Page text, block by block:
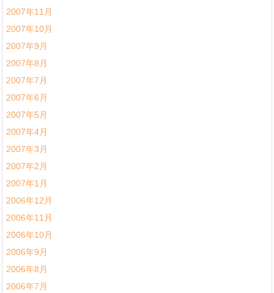
2007年11月
2007年10月
2007年9月
2007年8月
2007年7月
2007年6月
2007年5月
2007年4月
2007年3月
2007年2月
2007年1月
2006年12月
2006年11月
2006年10月
2006年9月
2006年8月
2006年7月